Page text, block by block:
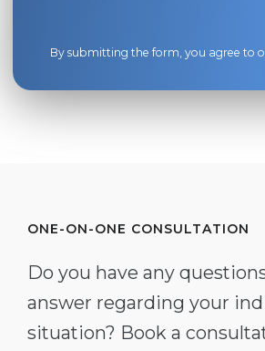
By submitting the form, you agree to
ONE-ON-ONE CONSULTATION
Do you have any
answer regarding your
situation? Book a